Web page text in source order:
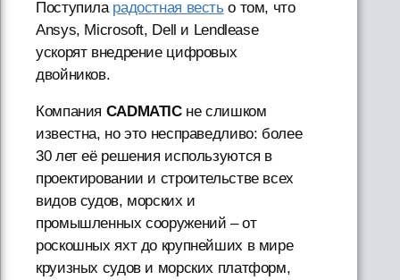
Поступила радостная весть о том, что
Ansys, Microsoft, Dell и Lendlease
ускорят внедрение цифровых
двойников.
Компания CADMATICне слишком
известна, но это несправедливо: более
30 лет её решения используются в
проектировании и строительстве всех
видов судов, морских и
промышленных сооружений – от
роскошных яхт до крупнейших в мире
круизных судов и морских платформ,